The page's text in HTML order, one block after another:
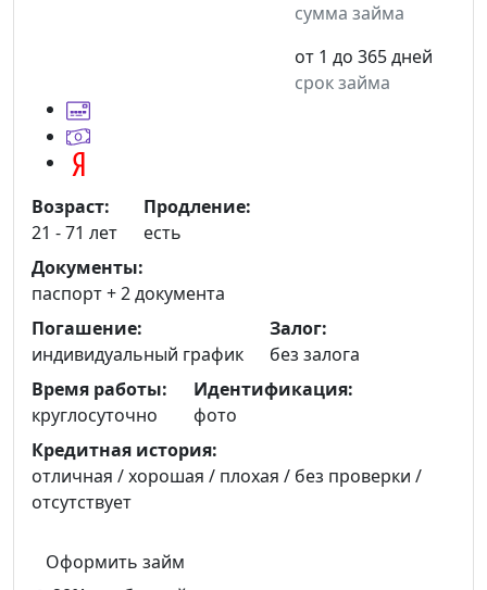
сумма займа
от 1 до 365 дней
срок займа
Оформить займ
Возраст:
21 - 71 лет
Продление:
есть
Документы:
паспорт +2 документа
Погашение:
индивидуальный график
Залог:
без залога
Время работы:
круглосуточно
Идентификация:
фото
Кредитная история:
отличная / хорошая / плохая / без проверки /
отсутствует